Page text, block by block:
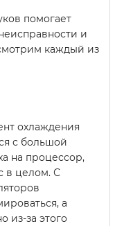
помогает
и
каждый из
охлаждения
с большой
на процессор,
в целом. С
а
из-за этого